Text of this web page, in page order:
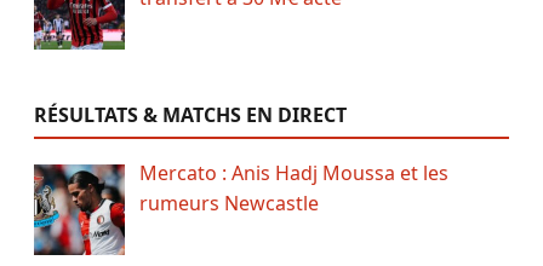
RÉSULTATS & MATCHS EN DIRECT
Mercato : Anis Hadj Moussa et les
rumeurs Newcastle